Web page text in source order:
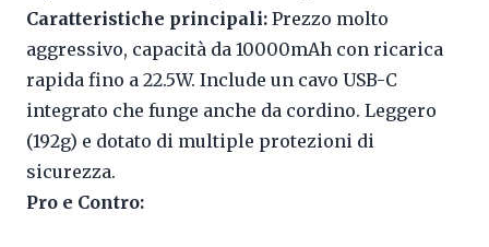
Caratteristiche principali: Prezzo molto
aggressivo, capacità da 10000mAh con ricarica
rapida fino a 22.5W. Include un cavo USB-C
integrato che funge anche da cordino. Leggero
(192g) e dotato di multiple protezioni di
sicurezza.
Pro e Contro: